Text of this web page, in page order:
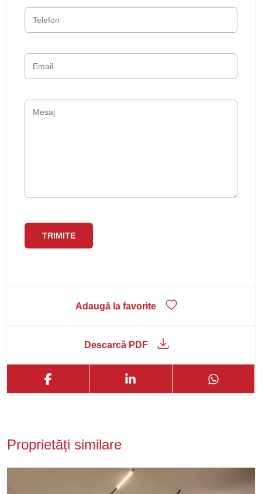
Adaugă la favorite
Descarcă PDF
Proprietăți similare